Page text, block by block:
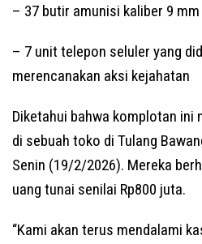
– 37 butir amunisi kaliber 9 mm
– 7 unit telepon seluler yang
merencanakan aksi kejahatan
Diketahui bahwa komplotan ini
di sebuah toko di Tulang
Senin (19/2/2026). Mereka
uang tunai senilai Rp800 juta.
“Kami akan terus mendalami